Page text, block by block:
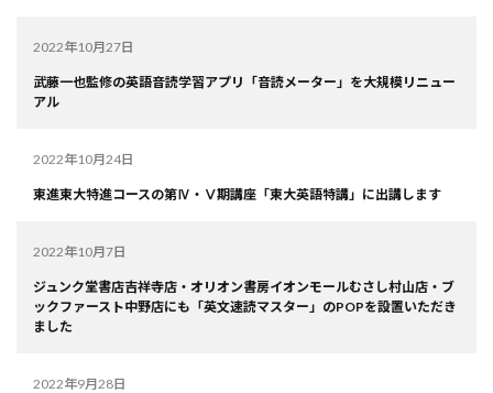
2022年10月27日
武藤一也監修の英語音読学習アプリ「音読メーター」を大規模リニュー
アル
2022年10月24日
東進東大特進コースの第Ⅳ・Ⅴ期講座「東大英語特講」に出講します
2022年10月7日
ジュンク堂書店吉祥寺店・オリオン書房イオンモールむさし村山店・ブ
ックファースト中野店にも「英文速読マスター」のPOPを設置いただき
ました
2022年9月28日